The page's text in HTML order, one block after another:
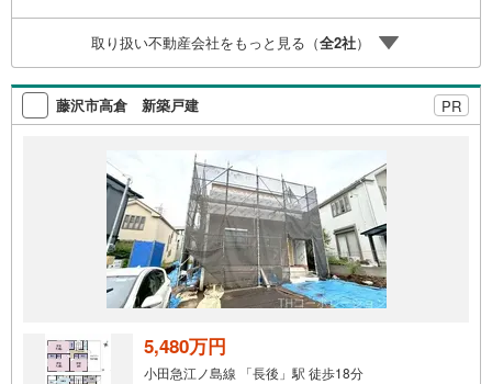
ナス】これから多くなる【教育費】住宅を買った後から始
まる【住宅ローン返済】65歳以上から必要になる【老後の
費用負担】住宅探しの【このタイミング】で不安な部分を
明確にしていきませんか？？ --------------
取り扱い不動産会社をもっと見る（全2社）
藤沢市高倉 新築戸建 PR
5,480万円
小田急江ノ島線 「長後」駅 徒歩18分